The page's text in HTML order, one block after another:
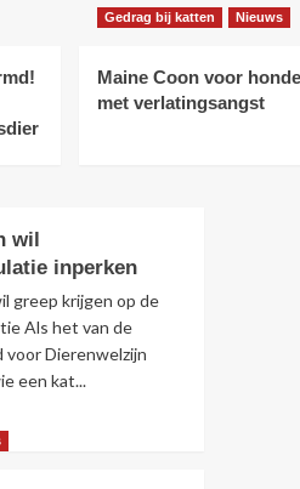
Gedrag bij katten Nieuws
Maine Coon voor
met verlatingsangst
wil
inperken
greep krijgen op de
Als het van de
voor Dierenwelzijn
een kat...